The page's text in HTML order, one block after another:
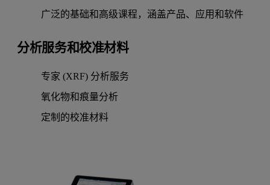
广泛的基础和高级课程，涵盖产品、应用和软件
分析服务和校准材料
专家 (XRF) 分析服务
氧化物和痕量分析
定制的校准材料